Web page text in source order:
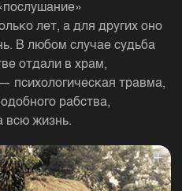
лет, а для других оно
В любом случае судьба
отдали в храм,
психологическая травма,
рабства,
всю жизнь.